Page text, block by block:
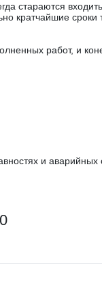
стараются
кратчайшие
работ, и
и аварийных